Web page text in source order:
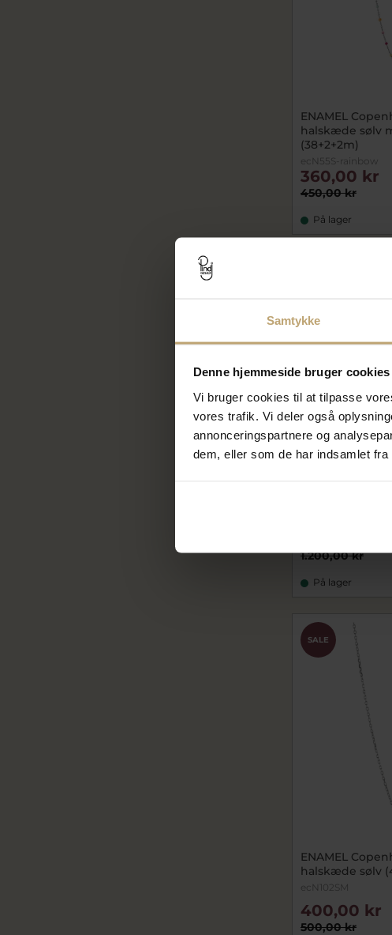
Samtykke
Denne hjemmeside bruger cookies
Vi bruger cookies til at tilpasse
vores trafik. Vi deler også
annonceringspartnere og
dem, eller som de har indsamlet
ENAMEL
halskæde sølv
(38+2+2m)
ecN55S-rainbow
450,00 kr
360,00 kr
På lager
*ENAMEL
1.200,00 kr
På lager
SALE
ENAMEL
halskæde sølv
ecN102SM
500,00 kr
400,00 kr